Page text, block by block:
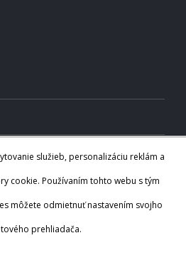
údajov
služieb, personalizáciu reklám a
cookie. Používaním tohto webu s tým
môžete odmietnuť nastavením svojho
prehliadača.